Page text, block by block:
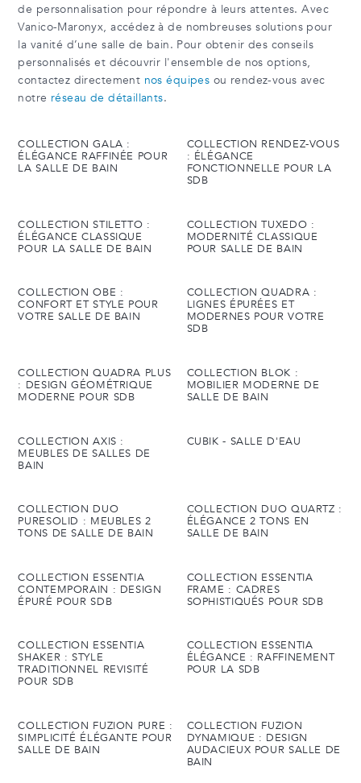
de personnalisation pour répondre à leurs attentes. Avec
Vanico-Maronyx, accédez à de nombreuses solutions pour
la vanité d’une salle de bain. Pour obtenir des conseils
personnalisés et découvrir l'ensemble de nos options,
contactez directement nos équipes ou rendez-vous avec
notre réseau de détaillants.
COLLECTION GALA :
ÉLÉGANCE RAFFINÉE POUR
LA SALLE DE BAIN
COLLECTION RENDEZ-VOUS
: ÉLÉGANCE
FONCTIONNELLE POUR LA
SDB
COLLECTION STILETTO :
ÉLÉGANCE CLASSIQUE
POUR LA SALLE DE BAIN
COLLECTION TUXEDO :
MODERNITÉ CLASSIQUE
POUR SALLE DE BAIN
COLLECTION OBE :
CONFORT ET STYLE POUR
VOTRE SALLE DE BAIN
COLLECTION QUADRA :
LIGNES ÉPURÉES ET
MODERNES POUR VOTRE
SDB
COLLECTION QUADRA PLUS
: DESIGN GÉOMÉTRIQUE
MODERNE POUR SDB
COLLECTION BLOK :
MOBILIER MODERNE DE
SALLE DE BAIN
COLLECTION AXIS :
MEUBLES DE SALLES DE
BAIN
CUBIK - SALLE D'EAU
COLLECTION DUO
PURESOLID : MEUBLES 2
TONS DE SALLE DE BAIN
COLLECTION DUO QUARTZ :
ÉLÉGANCE 2 TONS EN
SALLE DE BAIN
COLLECTION ESSENTIA
CONTEMPORAIN : DESIGN
ÉPURÉ POUR SDB
COLLECTION ESSENTIA
FRAME : CADRES
SOPHISTIQUÉS POUR SDB
COLLECTION ESSENTIA
SHAKER : STYLE
TRADITIONNEL REVISITÉ
POUR SDB
COLLECTION ESSENTIA
ÉLÉGANCE : RAFFINEMENT
POUR LA SDB
COLLECTION FUZION PURE :
SIMPLICITÉ ÉLÉGANTE POUR
SALLE DE BAIN
COLLECTION FUZION
DYNAMIQUE : DESIGN
AUDACIEUX POUR SALLE DE
BAIN